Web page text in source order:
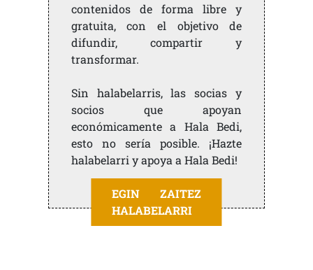
contenidos de forma libre y
gratuita, con el objetivo de
difundir, compartir y
transformar.
Sin halabelarris, las socias y
socios que apoyan
económicamente a Hala Bedi,
esto no sería posible. ¡Hazte
halabelarri y apoya a Hala Bedi!
EGIN ZAITEZ
HALABELARRI